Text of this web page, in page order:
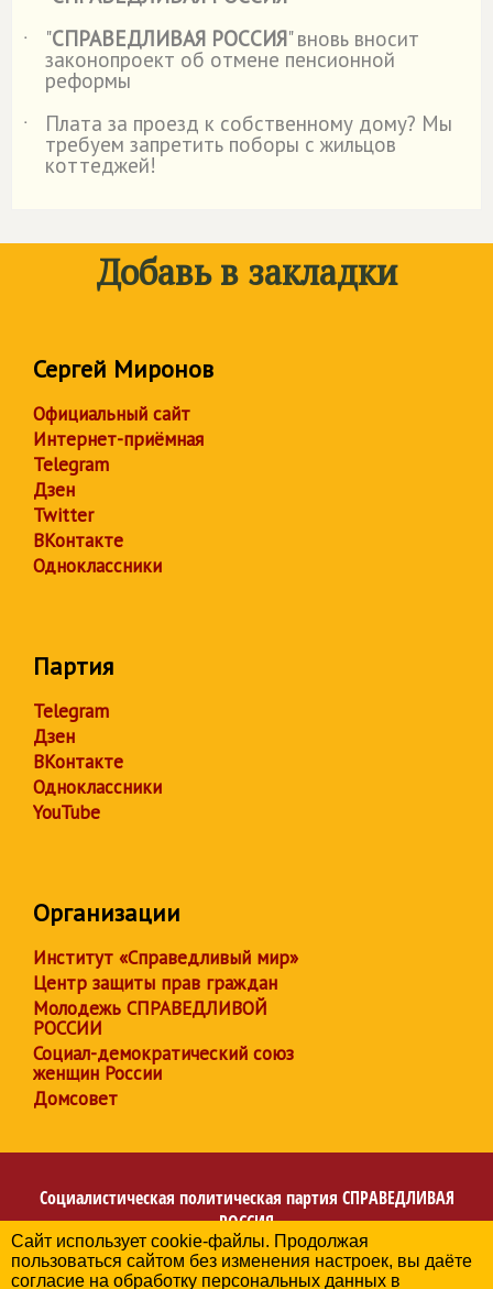
˙
"СПРАВЕДЛИВАЯ РОССИЯ" вновь вносит
законопроект об отмене пенсионной
реформы
˙
Плата за проезд к собственному дому? Мы
требуем запретить поборы с жильцов
коттеджей!
Добавь в закладки
Сергей Миронов
Официальный сайт
Интернет-приёмная
Telegram
Дзен
Twitter
ВКонтакте
Одноклассники
Партия
Telegram
Дзен
ВКонтакте
Одноклассники
YouTube
Организации
Институт «Справедливый мир»
Центр защиты прав граждан
Молодежь СПРАВЕДЛИВОЙ
РОССИИ
Социал-демократический союз
женщин России
Домсовет
Социалистическая политическая партия СПРАВЕДЛИВАЯ
РОССИЯ
Региональное отделение партии в Омской области
© 2006-2026
Сайт использует cookie-файлы. Продолжая
пользоваться сайтом без изменения настроек, вы даёте
согласие на обработку персональных данных в